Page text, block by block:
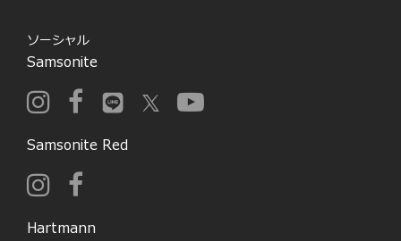
ソーシャル
Samsonite
Samsonite Red
Hartmann